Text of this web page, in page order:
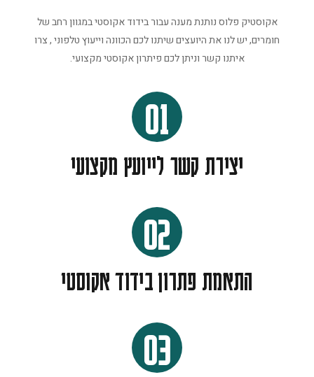
אקוסטיק פלוס נותנת מענה עבור בידוד אקוסטי במגוון רחב של
חומרים, יש לנו את היועצים שיתנו לכם הכוונה וייעוץ טלפוני , צרו
איתנו קשר וניתן לכם פיתרון אקוסטי מקצועי.
01
יצירת קשר לייועץ מקצועי
02
התאמת פתרון בידוד אקוסטי
03